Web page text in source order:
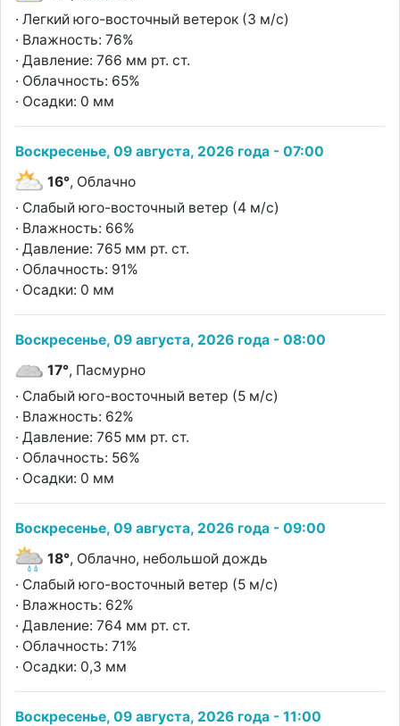
· Легкий юго-восточный ветерок (3 м/с)
· Влажность: 76%
· Давление: 766 мм рт. ст.
· Облачность: 65%
· Осадки: 0 мм
Воскресенье, 09 августа, 2026 года - 07:00
16°, Облачно
· Слабый юго-восточный ветер (4 м/с)
· Влажность: 66%
· Давление: 765 мм рт. ст.
· Облачность: 91%
· Осадки: 0 мм
Воскресенье, 09 августа, 2026 года - 08:00
17°, Пасмурно
· Слабый юго-восточный ветер (5 м/с)
· Влажность: 62%
· Давление: 765 мм рт. ст.
· Облачность: 56%
· Осадки: 0 мм
Воскресенье, 09 августа, 2026 года - 09:00
18°, Облачно, небольшой дождь
· Слабый юго-восточный ветер (5 м/с)
· Влажность: 62%
· Давление: 764 мм рт. ст.
· Облачность: 71%
· Осадки: 0,3 мм
Воскресенье, 09 августа, 2026 года - 11:00